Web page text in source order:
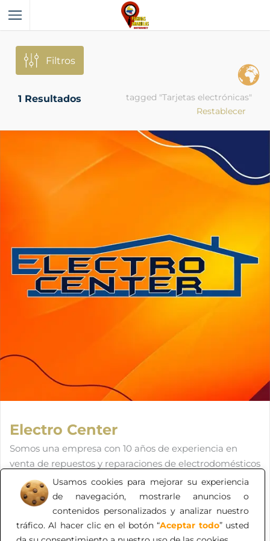
Usamos cookies para mejorar su experiencia
de navegación, mostrarle anuncios o
contenidos personalizados y analizar nuestro
tráfico. Al hacer clic en el botón “Aceptar todo” usted
Filtros
1 Resultados
tagged "Tarjetas electrónicas"
Restablecer
Electro Center
Somos una empresa con 10 años de experiencia en
venta de repuestos y reparaciones de electrodomésticos
de diferentes marcas, siempre buscando los mejores
estándares de desempeño y conocimiento de todos
nuestros colaboradores, trabajando siempre en equipo
para lograr la satisfacción del cliente.